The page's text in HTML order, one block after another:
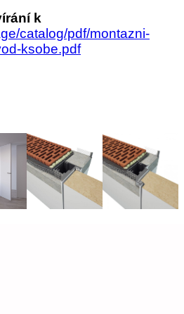
k
catalog/pdf/montazni-
ksobe.pdf